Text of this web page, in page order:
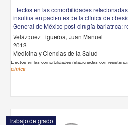
Efectos en las comorbilidades
insulina en pacientes de la clínica de
General de México post-cirugía bariatrica:
Velázquez Figueroa, Juan Manuel
2013
Medicina y Ciencias de la Salud
Efectos en las comorbilidades relacionadas con
clínica
Trabajo de grado